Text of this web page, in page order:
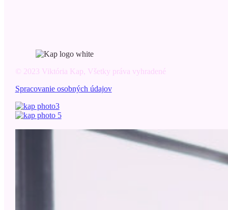
© 2023 Viktória Kap, Všetky práva vyhradené
Spracovanie osobných údajov